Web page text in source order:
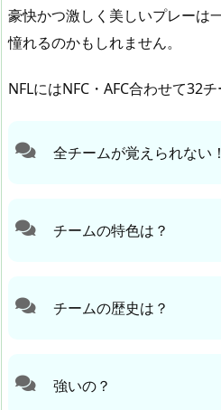
豪快かつ激しく美しいプレーは
憧れるのかもしれません。
NFLにはNFC・AFC合わせて32
全チームが覚えられない！
チームの特色は？
チームの歴史は？
強いの？